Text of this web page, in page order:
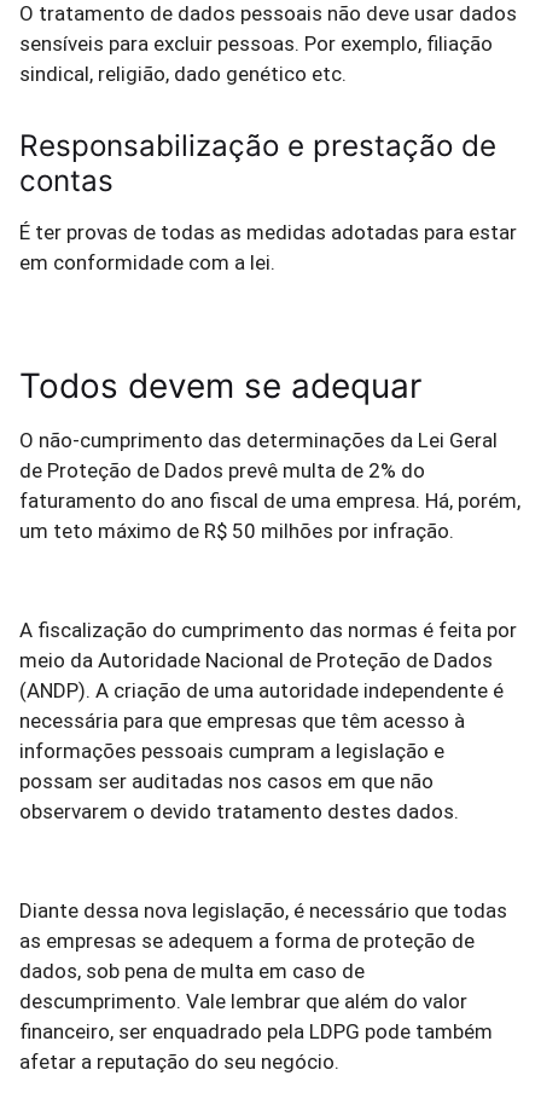
O tratamento de dados pessoais não deve usar dados
sensíveis para excluir pessoas. Por exemplo, filiação
sindical, religião, dado genético etc.
Responsabilização e prestação de
contas
É ter provas de todas as medidas adotadas para estar
em conformidade com a lei.
Todos devem se adequar
O não-cumprimento das determinações da Lei Geral
de Proteção de Dados prevê multa de 2% do
faturamento do ano fiscal de uma empresa. Há, porém,
um teto máximo de R$ 50 milhões por infração.
A fiscalização do cumprimento das normas é feita por
meio da Autoridade Nacional de Proteção de Dados
(ANDP). A criação de uma autoridade independente é
necessária para que empresas que têm acesso à
informações pessoais cumpram a legislação e
possam ser auditadas nos casos em que não
observarem o devido tratamento destes dados.
Diante dessa nova legislação, é necessário que todas
as empresas se adequem a forma de proteção de
dados, sob pena de multa em caso de
descumprimento. Vale lembrar que além do valor
financeiro, ser enquadrado pela LDPG pode também
afetar a reputação do seu negócio.